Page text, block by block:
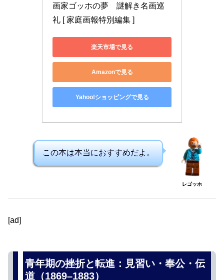
画家ゴッホの夢　謎解き名画巡
礼 [ 家庭画報特別編集 ]
楽天市場で見る
Amazonで見る
Yahoo!ショッピングで見る
この本は本当におすすめだよ。
レゴッホ
[ad]
青年期の挫折と転進：見習い・奉公・伝
道（1869–1883）